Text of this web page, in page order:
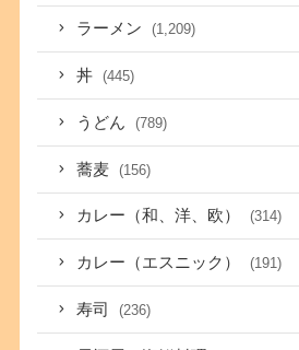
ラーメン (1,209)
丼 (445)
うどん (789)
蕎麦 (156)
カレー（和、洋、欧） (314)
カレー（エスニック） (191)
寿司 (236)